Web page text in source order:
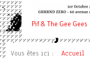
Pif& The Gee Gees
Vous êtes ici : Accueil